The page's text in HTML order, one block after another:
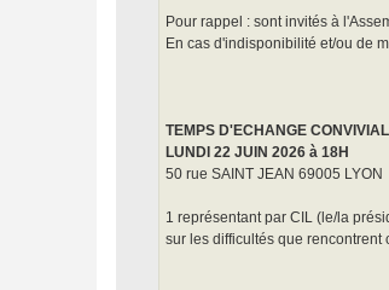
Pour rappel : sont invités à
En cas d'indisponibilité et/ou de
TEMPS D'ECHANGE CONVIVIAL
LUNDI 22 JUIN 2026 à 18H
50 rue SAINT JEAN 69005 LYON
1 représentant par CIL (le/la
sur les difficultés que rencontrent